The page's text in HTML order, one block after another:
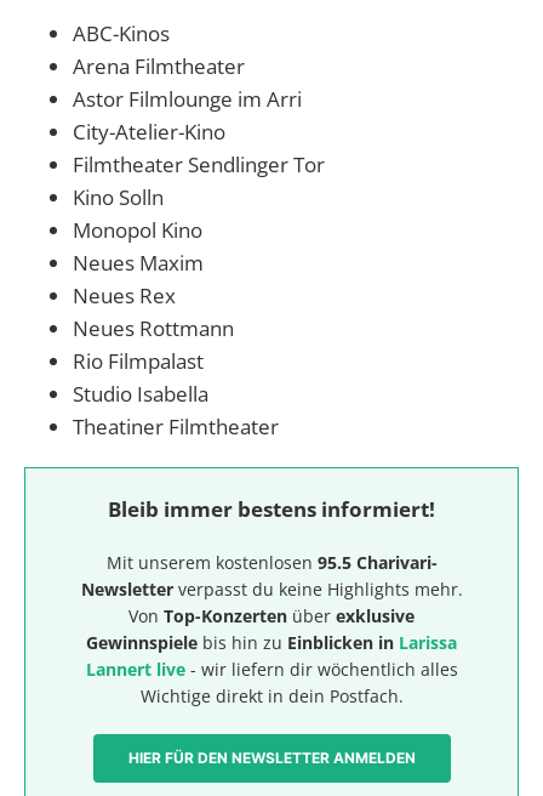
ABC-Kinos
Arena Filmtheater
Astor Filmlounge im Arri
City-Atelier-Kino
Filmtheater Sendlinger Tor
Kino Solln
Monopol Kino
Neues Maxim
Neues Rex
Neues Rottmann
Rio Filmpalast
Studio Isabella
Theatiner Filmtheater
Bleib immer bestens informiert!
Mit unserem kostenlosen 95.5 Charivari-
Newsletterverpasst du keine Highlights mehr.
Von Top-Konzerten über exklusive
Gewinnspiele bis hin zu Einblicken in Larissa
Lannert live- wir liefern dir wöchentlich alles
Wichtige direkt in dein Postfach.
HIER FÜR DEN NEWSLETTER ANMELDEN